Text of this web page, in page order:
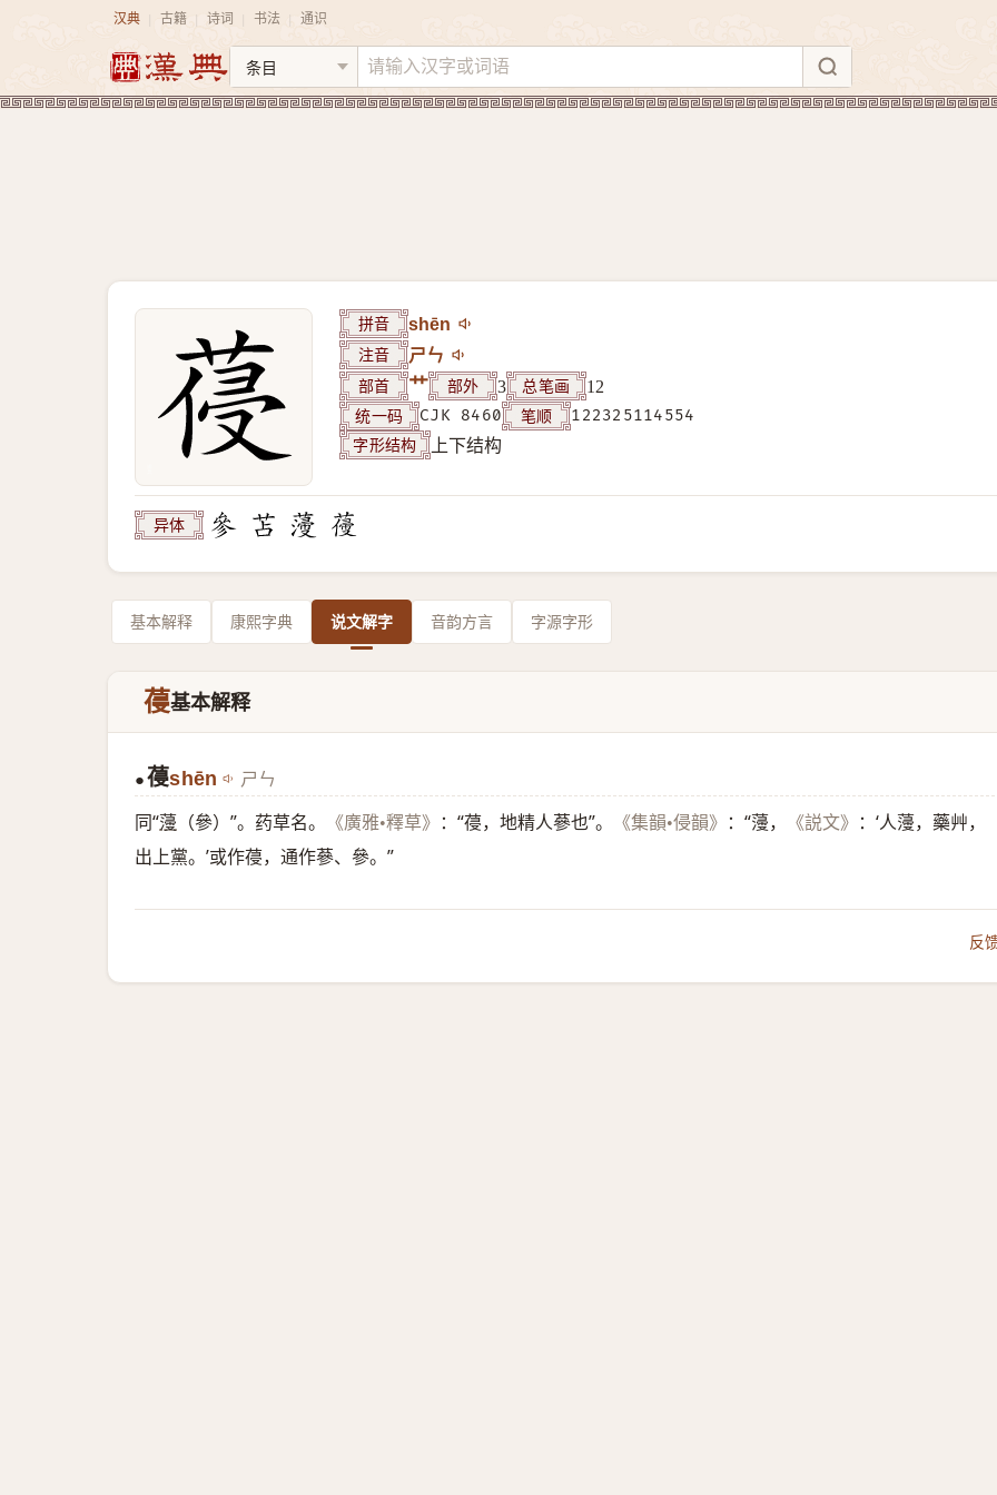
汉典 古籍 诗词 书法 通识
拼音 shēn
注音 ㄕㄣ
部首 艹 部外 3 总笔画 12
统一码 CJK 8460 笔顺 122325114554
字形结构 上下结构
异体
基本解释 康熙字典 说文解字 音韵方言 字源字形
葠基本解释
● 葠shēn ㄕㄣ
同“薓 （參）”。药草名。 《廣雅•釋草》 ：“葠，地精人蔘也”。 《集韻•侵韻》 ：“薓， 《説文》
：‘人薓，藥艸，
出上黨。’或作葠，通作蔘、參。”
反